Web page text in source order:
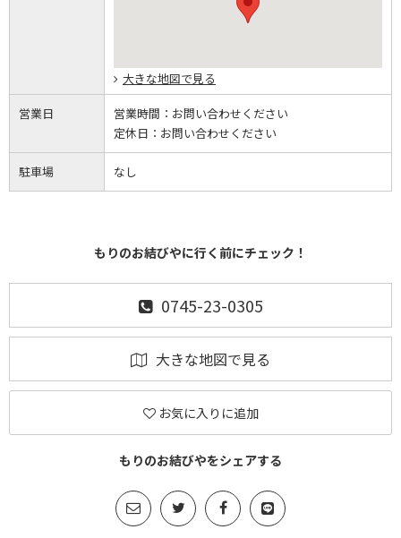
大きな地図で見る
営業日 営業時間： お問い合わせください
定休日： お問い合わせください
駐車場 なし
もりのお結びやに行く前にチェック！
0745-23-0305
大きな地図で見る
お気に入りに追加
もりのお結びやをシェアする